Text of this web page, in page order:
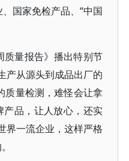
国家免检产品、“中国
量报告》播出特别节
产从源头到成品出厂的
质量检测，难怪会让拿
产品，让人放心，还实
界一流企业，这样严格